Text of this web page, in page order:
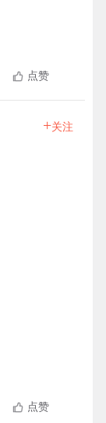
点赞
+关注
点赞